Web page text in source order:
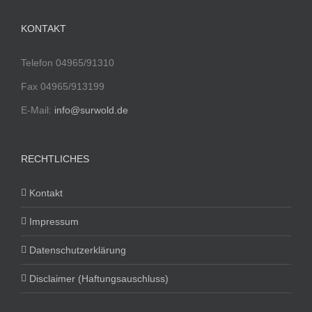
KONTAKT
Telefon 04965/91310
Fax 04965/913199
E-Mail: info@surwold.de
RECHTLICHES
Kontakt
Impressum
Datenschutzerklärung
Disclaimer (Haftungsauschluss)